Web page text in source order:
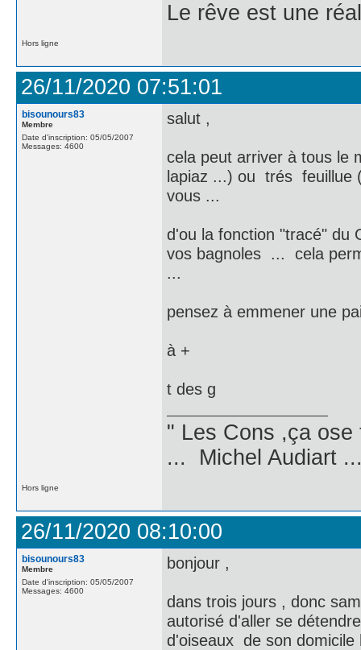
Le rêve est une
Hors ligne
26/11/2020 07:51:01
bisounours83
Membre
Date d'inscription: 05/05/2007
Messages: 4600
salut ,
cela peut arriver à tous le
lapiaz ...) ou trés feuillue
vous ...
d'ou la fonction "tracé" du
vos bagnoles ... cela
...
pensez à emmener une
à +
t des g
" Les Cons ,ça
... Michel Audiart
Hors ligne
26/11/2020 08:10:00
bisounours83
Membre
Date d'inscription: 05/05/2007
Messages: 4600
bonjour ,
dans trois jours , donc
autorisé d'aller se
d'oiseaux de son domicile